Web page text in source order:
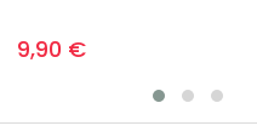
8,90 €